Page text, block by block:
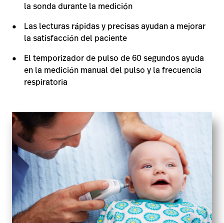
la sonda durante la medición
Las lecturas rápidas y precisas ayudan a mejorar
la satisfacción del paciente
El temporizador de pulso de 60 segundos ayuda
en la medición manual del pulso y la frecuencia
respiratoria